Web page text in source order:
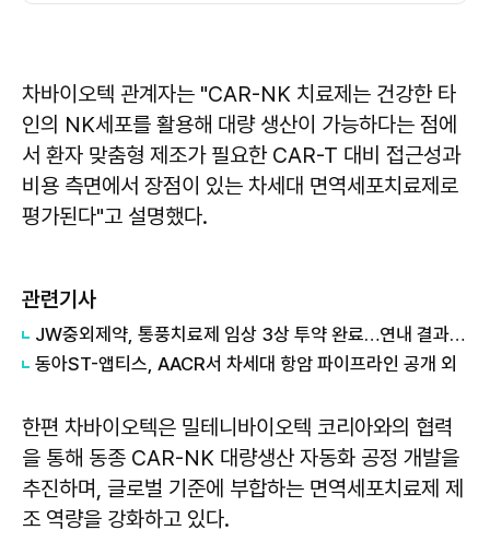
차바이오텍 관계자는 "CAR-NK 치료제는 건강한 타
인의 NK세포를 활용해 대량 생산이 가능하다는 점에
서 환자 맞춤형 제조가 필요한 CAR-T 대비 접근성과
비용 측면에서 장점이 있는 차세대 면역세포치료제로
평가된다"고 설명했다.
관련기사
JW중외제약, 통풍치료제 임상 3상 투약 완료…연내 결과 도출 외
동아ST-앱티스, AACR서 차세대 항암 파이프라인 공개 외
한편 차바이오텍은 밀테니바이오텍 코리아와의 협력
을 통해 동종 CAR-NK 대량생산 자동화 공정 개발을
추진하며, 글로벌 기준에 부합하는 면역세포치료제 제
조 역량을 강화하고 있다.